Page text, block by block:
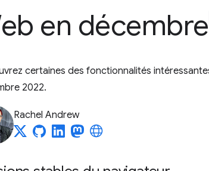
en décembre
certaines des fonctionnalités
2022.
Rachel Andrew